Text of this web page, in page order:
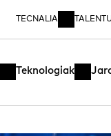
TECNALIA
Teknologiak